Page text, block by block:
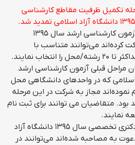
تکمیل ظرفیت مقاطع کارشناسی
داوطلبانی که در جلسه آزمون کارشناسی ارشد سال ۱۳۹۵
کرده‌اند می‌توانند متناسب با
مجموعه امتحانی خود حداکثر تا ۲۰ رشته/محل را انتخاب نمایند.
مراحل قبلی آزمون کارشناسی ارشد
آزاد اسلامی که در واحدهای دانشگاهی محل
مجاز به شرکت در این مرحله
بود. متقاضیان می توانند برای ثبت نام
نمایند.
داوطلبانی که در آزمون دکتری تخصصی سال ۱۳۹۵ دانشگاه آزاد
به مصاحبه شده‌اند می‌توانند در